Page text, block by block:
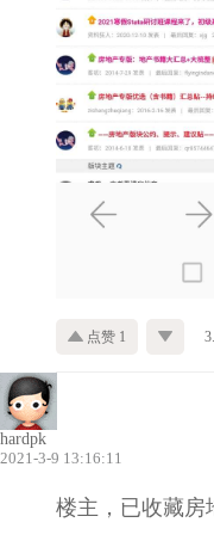
点赞 1
hardpk
2021-3-9 13:16:11
楼主，已收藏房